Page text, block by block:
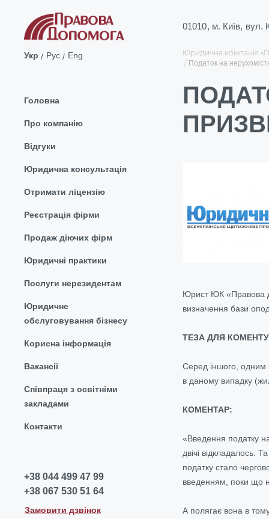
01010, м. Київ, вул.
Укр Рус Eng
Головна
Про компанію
Відгуки
Юридична консультація
Отримати ліцензію
Реєстрація фірми
Продаж діючих фірм
Юридичні практики
Послуги нерезидентам
Юридичне
обслуговування бізнесу
Корисна інформація
Вакансії
Співпраця з освітніми
закладами
Контакти
+38 044 499 47 99
+38 067 530 51 64
Замовити дзвінок
Юридична компанія
Податок на
Юрист ЮК «Правова
визначення бази
ТЕЗА ДЛЯ
Серед іншого, одним
в даному випадку
КОМЕНТАР:
«Введення податку
двічі відкладалось.
податку стало
введенням, поки що
А полягає вона в